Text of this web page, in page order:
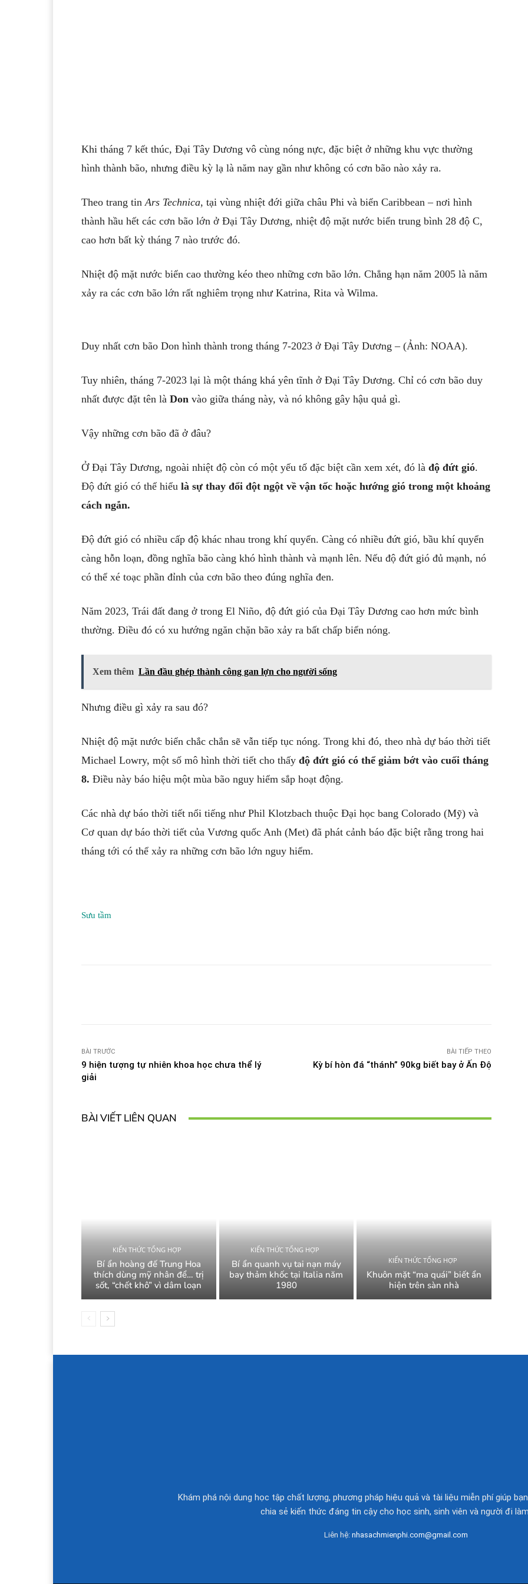
Khi tháng 7 kết thúc, Đại Tây Dương vô cùng nóng nực, đặc biệt ở những khu vực thường
hình thành bão, nhưng điều kỳ lạ là năm nay gần như không có cơn bão nào xảy ra.
Theo trang tinArs Technica, tại vùng nhiệt đới giữa châu Phi và biển Caribbean – nơi hình
thành hầu hết các cơn bão lớn ở Đại Tây Dương, nhiệt độ mặt nước biển trung bình 28 độ C,
cao hơn bất kỳ tháng 7 nào trước đó.
Nhiệt độ mặt nước biển cao thường kéo theo những cơn bão lớn. Chẳng hạn năm 2005 là năm
xảy ra các cơn bão lớn rất nghiêm trọng như Katrina, Rita và Wilma.
Duy nhất cơn bão Don hình thành trong tháng 7-2023 ở Đại Tây Dương – (Ảnh: NOAA).
Tuy nhiên, tháng 7-2023 lại là một tháng khá yên tĩnh ở Đại Tây Dương. Chỉ có cơn bão duy
nhất được đặt tên là Don vào giữa tháng này, và nó không gây hậu quả gì.
Vậy những cơn bão đã ở đâu?
Ở Đại Tây Dương, ngoài nhiệt độ còn có một yếu tố đặc biệt cần xem xét, đó là độ đứt gió.
Độ đứt gió có thể hiểu là sự thay đổi đột ngột về vận tốc hoặc hướng gió trong một khoảng
cách ngắn.
Độ đứt gió có nhiều cấp độ khác nhau trong khí quyển. Càng có nhiều đứt gió, bầu khí quyển
càng hỗn loạn, đồng nghĩa bão càng khó hình thành và mạnh lên. Nếu độ đứt gió đủ mạnh, nó
có thể xé toạc phần đỉnh của cơn bão theo đúng nghĩa đen.
Năm 2023, Trái đất đang ở trong El Niño, độ đứt gió của Đại Tây Dương cao hơn mức bình
thường. Điều đó có xu hướng ngăn chặn bão xảy ra bất chấp biển nóng.
Xem thêm Lần đầu ghép thành công gan lợn cho người sống
Nhưng điều gì xảy ra sau đó?
Nhiệt độ mặt nước biển chắc chắn sẽ vẫn tiếp tục nóng. Trong khi đó, theo nhà dự báo thời tiết
Michael Lowry, một số mô hình thời tiết cho thấy độ đứt gió có thể giảm bớt vào cuối tháng
8. Điều này báo hiệu một mùa bão nguy hiểm sắp hoạt động.
Các nhà dự báo thời tiết nổi tiếng như Phil Klotzbach thuộc Đại học bang Colorado (Mỹ) và
Cơ quan dự báo thời tiết của Vương quốc Anh (Met) đã phát cảnh báo đặc biệt rằng trong hai
tháng tới có thể xảy ra những cơn bão lớn nguy hiểm.
Sưu tầm
BÀI TRƯỚC
9 hiện tượng tự nhiên khoa học chưa thể lý
giải
BÀI TIẾP THEO
Kỳ bí hòn đá “thánh” 90kg biết bay ở Ấn Độ
BÀI VIẾT LIÊN QUAN
KIẾN THỨC TỔNG HỢP
Bí ẩn hoàng đế Trung Hoa
thích dùng mỹ nhân để… trị
sốt, “chết khô” vì dâm loạn
KIẾN THỨC TỔNG HỢP
Bí ẩn quanh vụ tai nạn máy
bay thảm khốc tại Italia năm
1980
KIẾN THỨC TỔNG HỢP
Khuôn mặt “ma quái” biết ẩn
hiện trên sàn nhà
Khám phá nội dung học tập chất lượng, phương pháp hiệu quả và tài liệu miễn phí giúp
chia sẻ kiến thức đáng tin cậy cho học sinh, sinh viên và người đi
Liên hệ: nhasachmienphi.com@gmail.com